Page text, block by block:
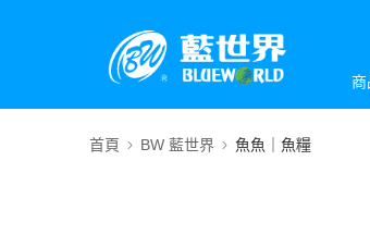
商
首頁 BW 藍世界 魚魚｜魚糧